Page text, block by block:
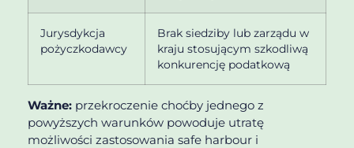
Jurysdykcja
pożyczkodawcy
Brak siedziby lub zarządu w
kraju stosującym szkodliwą
konkurencję podatkową
Ważne: przekroczenie choćby jednego z
powyższych warunków powoduje utratę
możliwości zastosowania safe harbour i